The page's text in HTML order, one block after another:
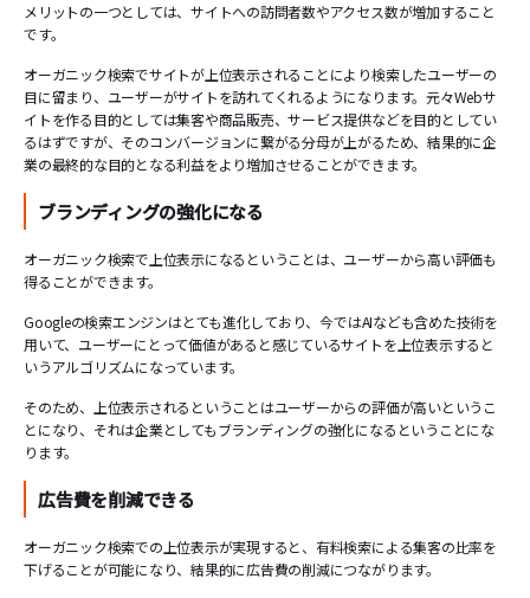
メリットの一つとしては、サイトへの訪問者数やアクセス数が増加すること
です。
オーガニック検索でサイトが上位表示されることにより検索したユーザーの
目に留まり、ユーザーがサイトを訪れてくれるようになります。元々Webサ
イトを作る目的としては集客や商品販売、サービス提供などを目的としてい
るはずですが、そのコンバージョンに繋がる分母が上がるため、結果的に企
業の最終的な目的となる利益をより増加させることができます。
ブランディングの強化になる
オーガニック検索で上位表示になるということは、ユーザーから高い評価も
得ることができます。
Googleの検索エンジンはとても進化しており、今ではAIなども含めた技術を
用いて、ユーザーにとって価値があると感じているサイトを上位表示すると
いうアルゴリズムになっています。
そのため、上位表示されるということはユーザーからの評価が高いというこ
とになり、それは企業としてもブランディングの強化になるということにな
ります。
広告費を削減できる
オーガニック検索での上位表示が実現すると、有料検索による集客の比率を
下げることが可能になり、結果的に広告費の削減につながります。